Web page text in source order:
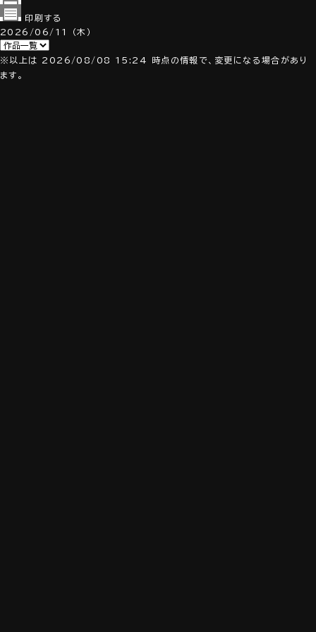
印刷する
2026/06/11
（木）
※以上は 2026/08/08 15:24 時点の情報で、変更になる場合があり
ます。